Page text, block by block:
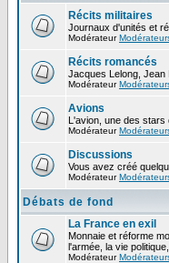
Récits militaires
Journaux d'unités et
Modérateur
Récits romancés
Jacques Lelong, Jean
Modérateur
Avions
L'avion, une des
Modérateur
Discussions
Vous avez créé
Modérateur
Débats de fond
La France en exil
Monnaie et réforme
l'armée, la vie
Modérateur